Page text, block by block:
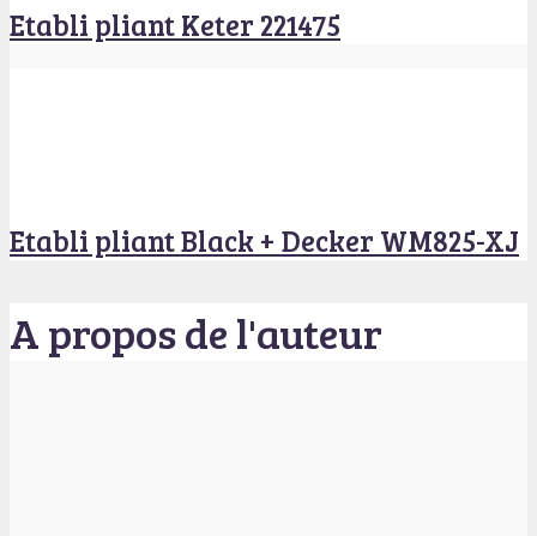
Etabli pliant Keter 221475
Etabli pliant Black + Decker WM825-XJ
A propos de l'auteur